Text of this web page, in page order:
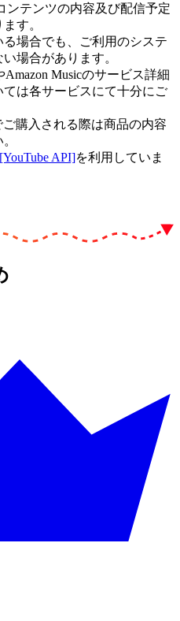
ンテンツの内容及び配信予定
す。
場合でも、ご利用のシステ
場合があります。
Amazon Musicのサービス詳細
は各サービスにて十分にご
ご購入される際は商品の内容
[YouTube API]を利用していま